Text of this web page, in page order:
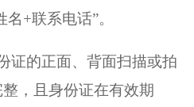
+联系电话”。
证的正面、背面扫描或拍
，且身份证在有效期